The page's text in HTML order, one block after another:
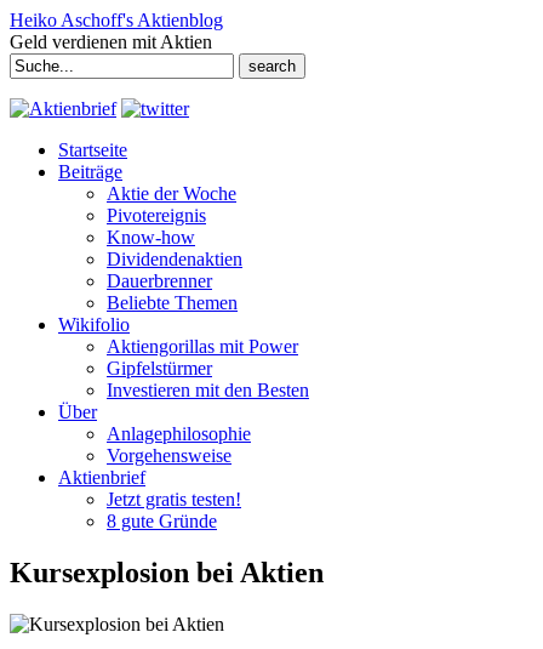
Heiko Aschoff's Aktienblog
Geld verdienen mit Aktien
Search
for:
Startseite
Beiträge
Aktie der Woche
Pivotereignis
Know-how
Dividendenaktien
Dauerbrenner
Beliebte Themen
Wikifolio
Aktiengorillas mit Power
Gipfelstürmer
Investieren mit den Besten
Über
Anlagephilosophie
Vorgehensweise
Aktienbrief
Jetzt gratis testen!
8 gute Gründe
Kursexplosion bei Aktien